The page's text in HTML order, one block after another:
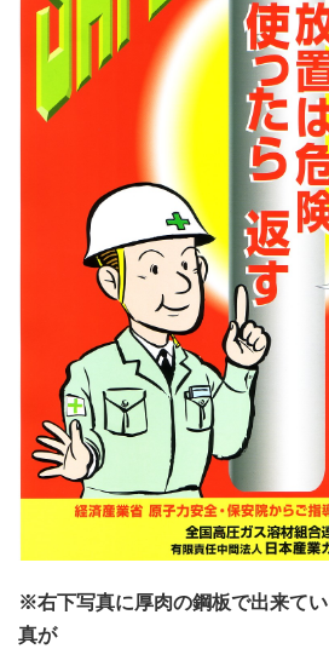
※右下写真に厚肉の鋼板で出来て
真が